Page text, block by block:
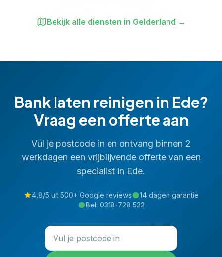
Bekijk alle diensten in Gelderland →
Bank laten reinigen in Ede?
Vraag een offerte aan
Vul je postcode in en ontvang binnen 2
werkdagen een vrijblijvende offerte van een
specialist in Ede.
4,8/5 uit 500+ Google reviews
14 dagen garantie
Bel: 0318-728 522